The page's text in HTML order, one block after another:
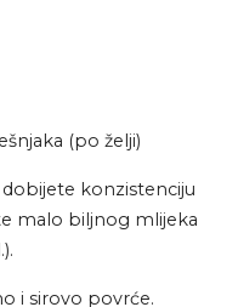
(po želji)
konzistenciju
malo biljnog mlijeka
i sirovo povrće.